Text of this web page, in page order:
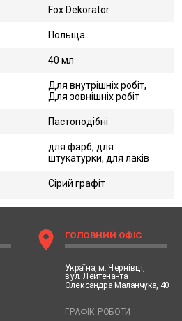
Fox Dekorator
Польща
40 мл
Для внутрішніх робіт,
Для зовнішніх робіт
Пастоподібні
для фарб, для
штукатурки, для лаків
Сірий графіт
location_on ГОЛОВНИЙ ОФІС
Україна, м. Чернівці,
вул. Лейтенанта
Олександра Маланчука, 40
ГРАФІК РОБОТИ: